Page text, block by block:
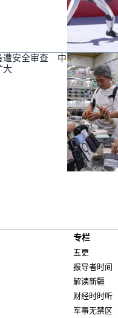
遭安全审查 中
大
专栏
五更
报导者时间
解读新疆
财经时时听
军事无禁区